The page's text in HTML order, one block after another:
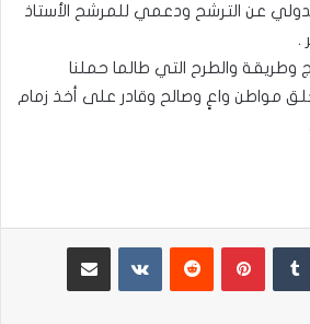
عن الترشح ودعمي للمرشح الأستاذ
.
وطريقة والطرح التي طالما حملنا
مواطن واعٍ وصالح وقادر على أخذ زمام
بينتيريست مشاركة عبر البريد